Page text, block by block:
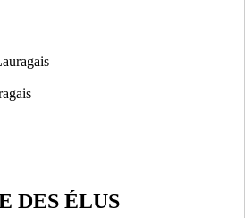
DES ÉLUS